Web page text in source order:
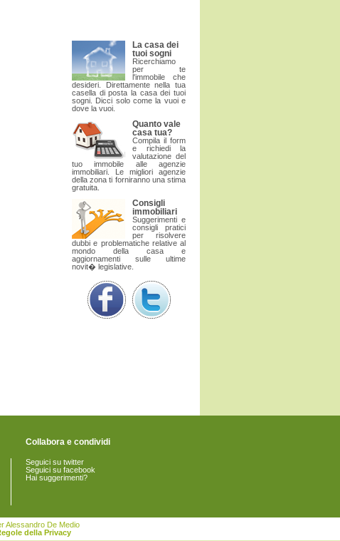
La casa dei
tuoi sogni
Ricerchiamo
per te
l'immobile che
desideri. Direttamente nella tua
casella di posta la casa dei tuoi
sogni. Dicci solo come la vuoi e
dove la vuoi.
Quanto vale
casa tua?
Compila il form
e richiedi la
valutazione del
tuo immobile alle agenzie
immobiliari. Le migliori agenzie
della zona ti forniranno una stima
gratuita.
Consigli
immobiliari
Suggerimenti e
consigli pratici
per risolvere
dubbi e problematiche relative al
mondo della casa e
aggiornamenti sulle ultime
novit� legislative.
Collabora e condividi
Seguici su twitter
Seguici su facebook
Hai suggerimenti?
Alessandro De Medio
della Privacy